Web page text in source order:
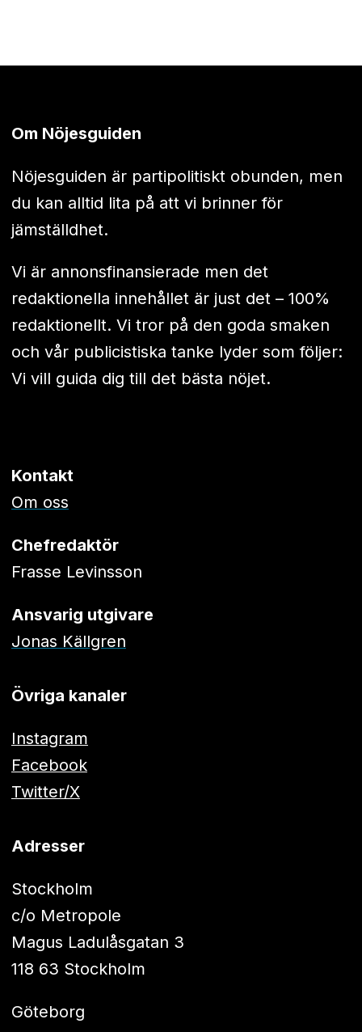
Om Nöjesguiden
Nöjesguiden är partipolitiskt obunden, men
du kan alltid lita på att vi brinner för
jämställdhet.
Vi är annonsfinansierade men det
redaktionella innehållet är just det – 100%
redaktionellt. Vi tror på den goda smaken
och vår publicistiska tanke lyder som följer:
Vi vill guida dig till det bästa nöjet.
Kontakt
Om oss
Chefredaktör
Frasse Levinsson
Ansvarig utgivare
Jonas Källgren
Övriga kanaler
Instagram
Facebook
Twitter/X
Adresser
Stockholm
c/o Metropole
Magus Ladulåsgatan 3
118 63 Stockholm
Göteborg